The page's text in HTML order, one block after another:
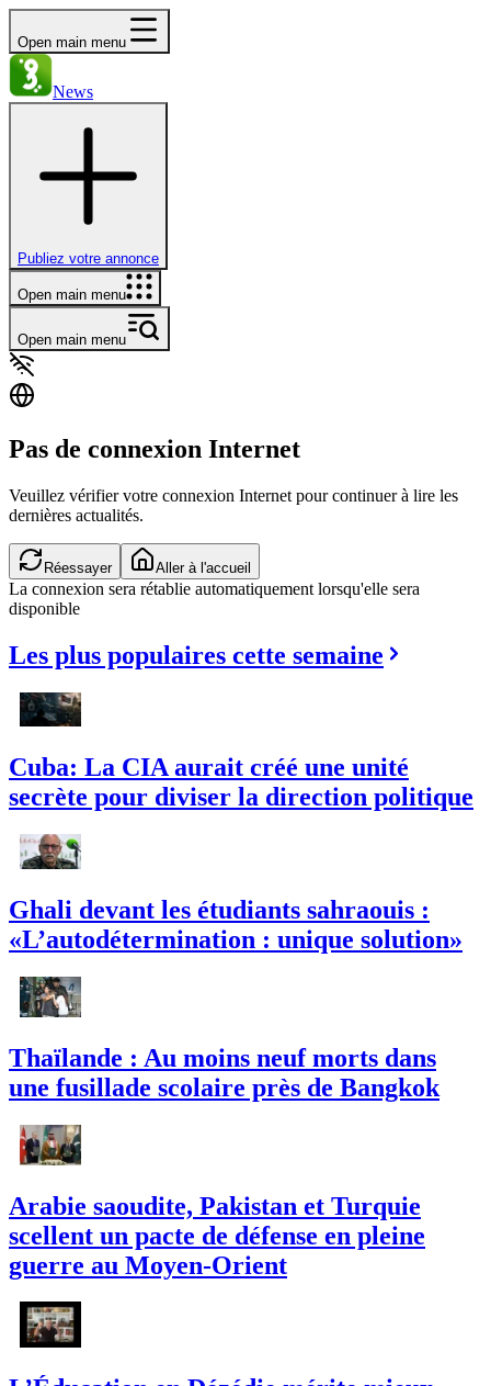
Open main menu
News
Publiez votre annonce
Open main menu
Open main menu
Pas de connexion Internet
Veuillez vérifier votre connexion Internet pour continuer à lire les
dernières actualités.
Réessayer Aller à l'accueil
La connexion sera rétablie automatiquement lorsqu'elle sera
disponible
Les plus populaires cette semaine
Cuba: La CIA aurait créé une unité
secrète pour diviser la direction politique
Ghali devant les étudiants sahraouis :
«L’autodétermination : unique solution»
Thaïlande : Au moins neuf morts dans
une fusillade scolaire près de Bangkok
Arabie saoudite, Pakistan et Turquie
scellent un pacte de défense en pleine
guerre au Moyen-Orient